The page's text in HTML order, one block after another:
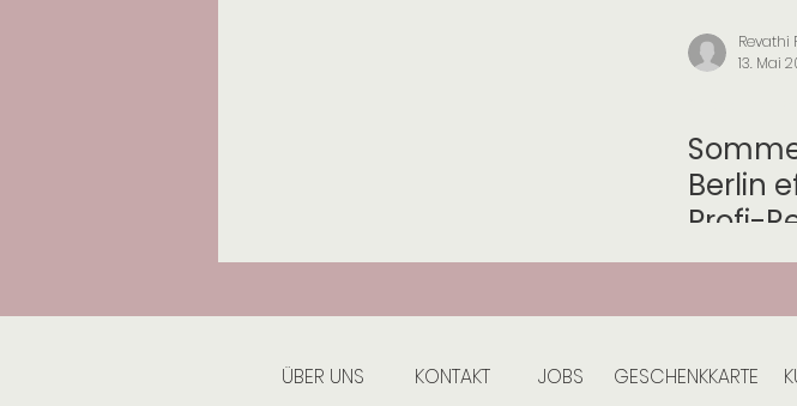
Revathi
13. Mai
Berlin
Profi-
gegen
ÜBER UNS KONTAKT JOBS GESCHENKKARTE